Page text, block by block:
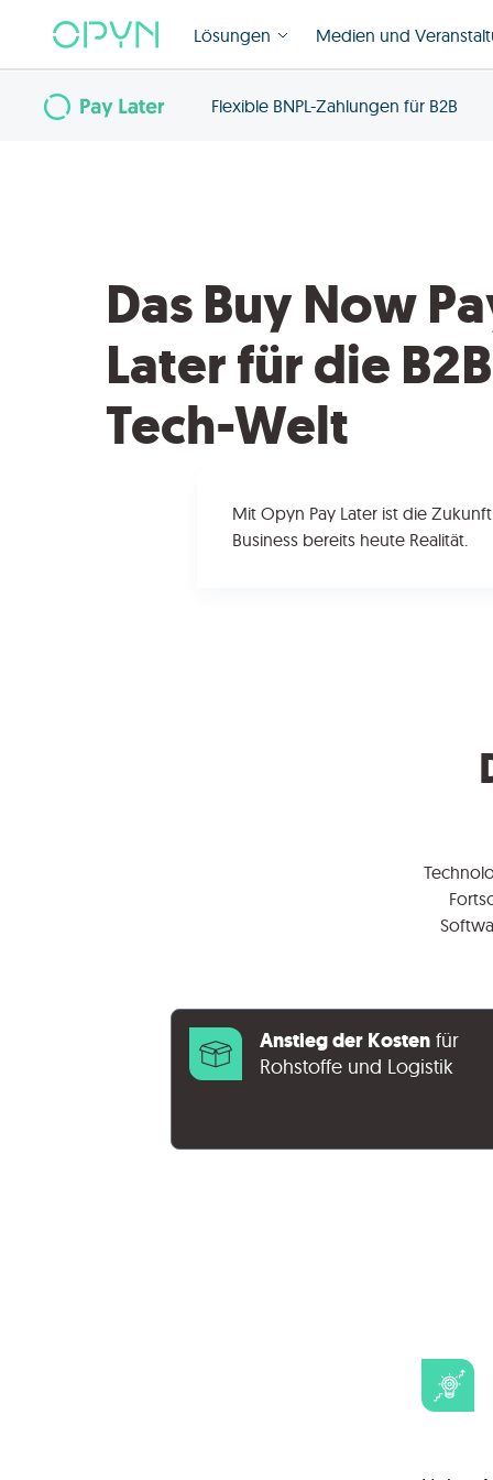
Lösungen Medien und
Flexible BNPL-Zahlungen für B2B
Das Buy Now
Later für die
Tech-Welt
Mit Opyn Pay Later ist die
Business bereits heute Realität.
Anstieg der Kostenfür
Rohstoffe und Logistik